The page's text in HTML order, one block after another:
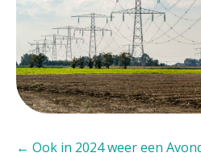
Posts
← Ook in 2024 weer een